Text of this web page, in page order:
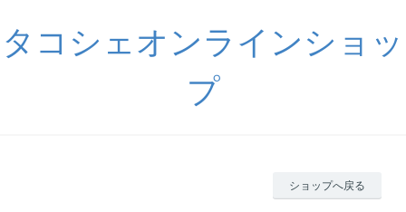
タコシェオンラインショッ
プ
ショップへ戻る